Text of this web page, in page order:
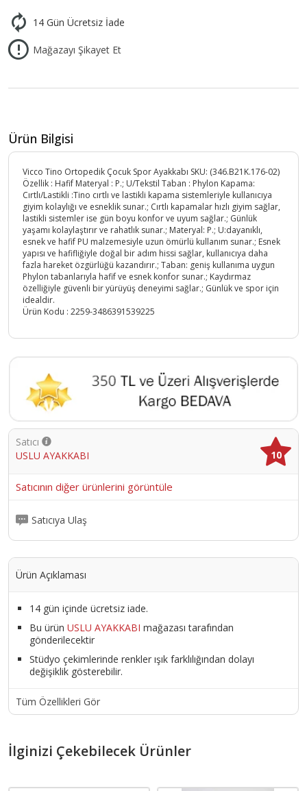
14 Gün Ücretsiz İade
Mağazayı Şikayet Et
Ürün Bilgisi
Vicco Tino Ortopedik Çocuk Spor Ayakkabı SKU: (346.B21K.176-02)
Özellik : Hafif Materyal : P.; U/Tekstil Taban : Phylon Kapama:
Cırtlı/Lastikli :Tino cırtlı ve lastikli kapama sistemleriyle kullanıcıya
giyim kolaylığı ve esneklik sunar.; Cırtlı kapamalar hızlı giyim sağlar,
lastikli sistemler ise gün boyu konfor ve uyum sağlar.; Günlük
yaşamı kolaylaştırır ve rahatlık sunar.; Materyal: P.; U:dayanıklı,
esnek ve hafif PU malzemesiyle uzun ömürlü kullanım sunar.; Esnek
yapısı ve hafifliğiyle doğal bir adım hissi sağlar, kullanıcıya daha
fazla hareket özgürlüğü kazandırır.; Taban: geniş kullanıma uygun
Phylon tabanlarıyla hafif ve esnek konfor sunar.; Kaydırmaz
özelliğiyle güvenli bir yürüyüş deneyimi sağlar.; Günlük ve spor için
idealdir.
Ürün Kodu : 2259-3486391539225
Satıcı
USLU AYAKKABI
10
Satıcının diğer ürünlerini görüntüle
Satıcıya Ulaş
Ürün Açıklaması
14 gün içinde ücretsiz iade.
Bu ürün USLU AYAKKABI mağazası tarafından
gönderilecektir
Stüdyo çekimlerinde renkler ışık farklılığından dolayı
değişiklik gösterebilir.
Tüm Özellikleri Gör
İlginizi Çekebilecek Ürünler